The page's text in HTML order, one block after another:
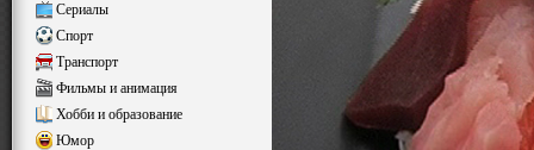
Сериалы
Спорт
Транспорт
Фильмы и анимация
Хобби и образование
Юмор